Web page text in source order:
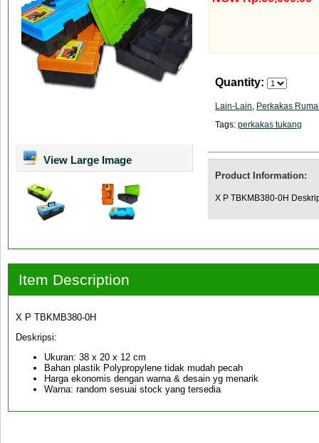
View Large Image
Quantity:
Lain-Lain, Perkakas
Tags: perkakas tukang
Product Information:
X P TBKMB380-0H
Item Description
X P TBKMB380-0H
Deskripsi:
Ukuran: 38 x 20 x 12 cm
Bahan plastik Polypropylene tidak mudah pecah
Harga ekonomis dengan warna & desain yg menarik
Warna: random sesuai stock yang tersedia